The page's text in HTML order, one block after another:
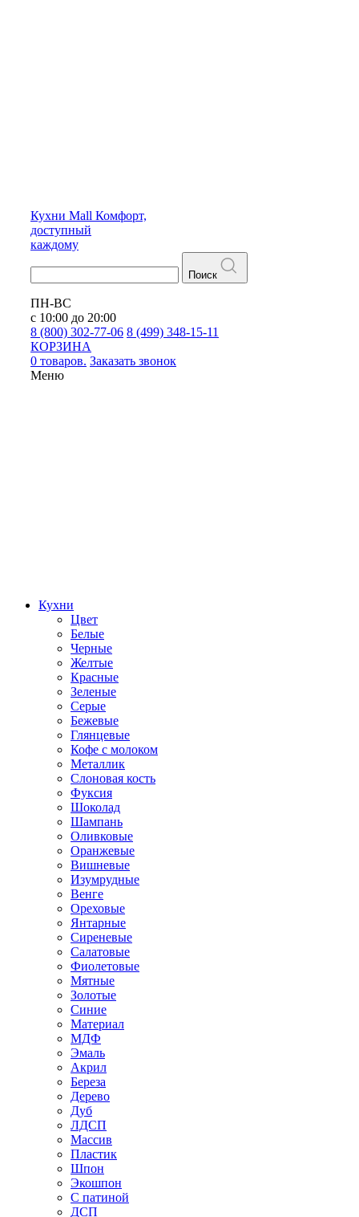
Кухни Mall Комфорт,
доступный
каждому
Поиск
ПН-ВС
с 10:00 до 20:00
8 (800) 302-77-06 8 (499) 348-15-11
КОРЗИНА
0 товаров. Заказать звонок
Меню
Кухни
Цвет
Белые
Черные
Желтые
Красные
Зеленые
Серые
Бежевые
Глянцевые
Кофе с молоком
Металлик
Слоновая кость
Фуксия
Шоколад
Шампань
Оливковые
Оранжевые
Вишневые
Изумрудные
Венге
Ореховые
Янтарные
Сиреневые
Салатовые
Фиолетовые
Мятные
Золотые
Синие
Материал
МДФ
Эмаль
Акрил
Береза
Дерево
Дуб
ЛДСП
Массив
Пластик
Шпон
Экошпон
С патиной
ДСП